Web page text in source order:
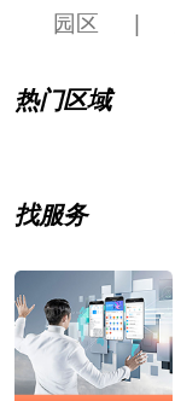
园区
热门区域
找服务